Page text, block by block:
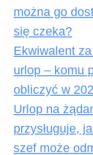
można go
się czeka?
Ekwiwalent
urlop – komu
obliczyć w
Urlop na
przysługuje,
szef może